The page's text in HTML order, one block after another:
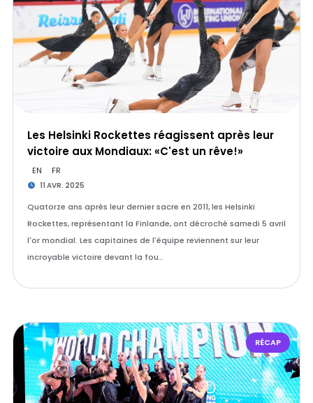
Les Helsinki Rockettes réagissent après leur
victoire aux Mondiaux: «C'est un rêve!»
EN FR
11 AVR. 2025
Quatorze ans après leur dernier sacre en 2011, les Helsinki
Rockettes, représentant la Finlande, ont décroché samedi 5 avril
l'or mondial. Les capitaines de l'équipe reviennent sur leur
incroyable victoire devant la fou…
RÉCAP